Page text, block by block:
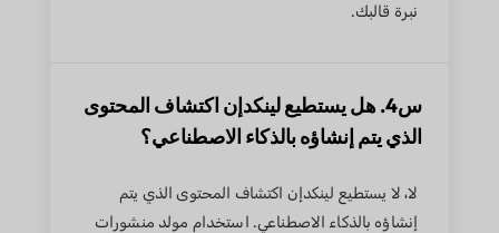
نبرة قالبك.
س4. هل يستطيع لينكدإن اكتشاف المحتوى
الذي يتم إنشاؤه بالذكاء الاصطناعي؟
لا، لا يستطيع لينكدإن اكتشاف المحتوى الذي يتم
إنشاؤه بالذكاء الاصطناعي. استخدام مولد منشورات